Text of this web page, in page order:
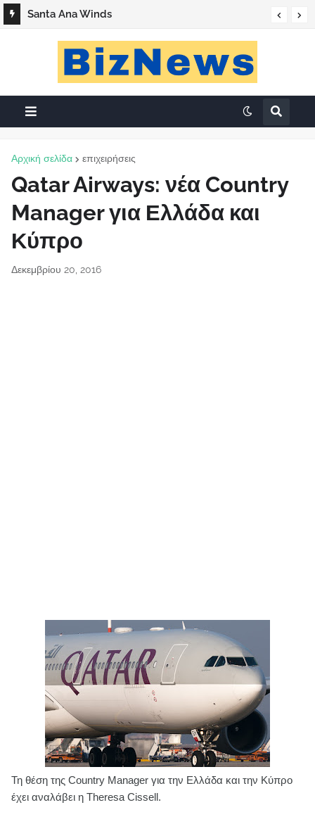
Santa Ana Winds
Αρχική σελίδα επιχειρήσεις
Qatar Airways: νέα Country
Manager για Ελλάδα και
Κύπρο
Δεκεμβρίου 20, 2016
Τη θέση της Country Manager για την Ελλάδα και την Κύπρο
έχει αναλάβει η Theresa Cissell.